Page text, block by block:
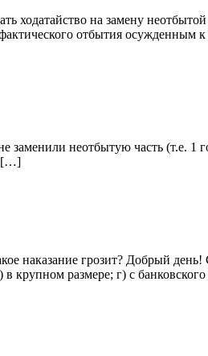
ходатайство на замену
отбытия
заменили неотбытую часть (т.е.
[…]
наказание грозит? Добрый
крупном размере; г) с